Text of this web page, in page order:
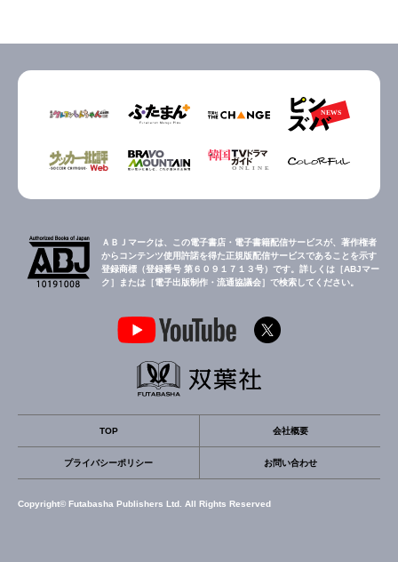
ＡＢＪマークは、この電子書店・電子書籍配信サービスが、著作権者
からコンテンツ使用許諾を得た正規版配信サービスであることを示す
登録商標（登録番号 第６０９１７１３号）です。詳しくは［ABJマー
ク］または［電子出版制作・流通協議会］で検索してください。
TOP 会社概要
プライバシーポリシー お問い合わせ
Copyright© Futabasha Publishers Ltd. All Rights Reserved